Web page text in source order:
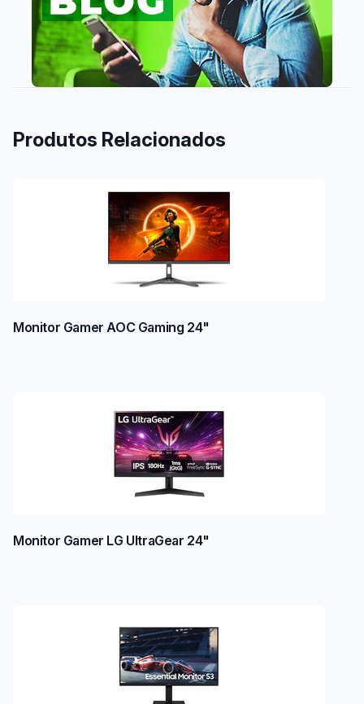
Produtos Relacionados
Monitor Gamer AOC Gaming 24"
Monitor Gamer LG UltraGear 24"